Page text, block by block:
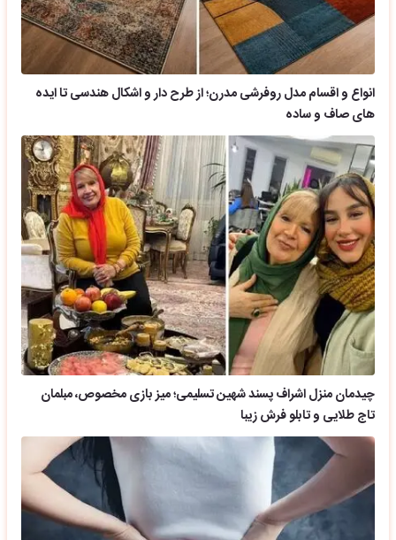
انواع و اقسام مدل روفرشی مدرن؛ از طرح دار و اشکال هندسی تا ایده
های صاف و ساده
چیدمان منزل اشراف پسند شهین تسلیمی؛ میز بازی مخصوص، مبلمان
تاج طلایی و تابلو فرش زیبا